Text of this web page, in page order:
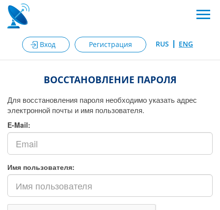
RUS ENG
Вход Регистрация
ВОССТАНОВЛЕНИЕ ПАРОЛЯ
Для восстановления пароля необходимо указать адрес
электронной почты и имя пользователя.
E-Mail:
Имя пользователя: